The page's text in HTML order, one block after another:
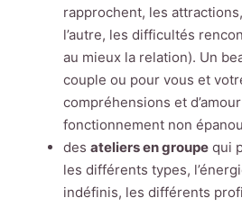
rapprochent, les
l’autre, les difficultés
au mieux la relation). Un
couple ou pour vous et
compréhensions et
fonctionnement non
des ateliers en groupe qui
les différents types,
indéfinis, les différents